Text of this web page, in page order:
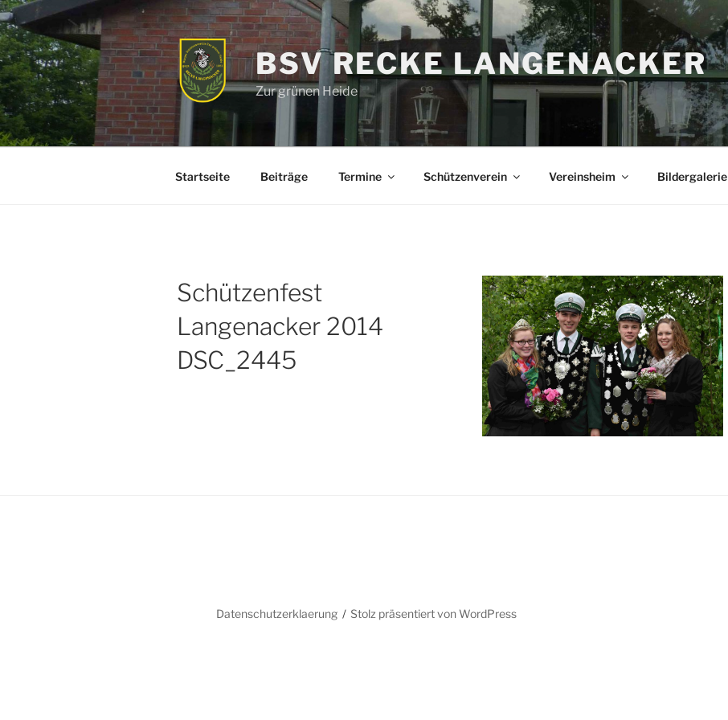
Zum
Inhalt
springen
BSV RECKE LANGENACKER
Zur grünen Heide
Startseite Beiträge Termine Schützenverein Vereinsheim Bildergalerie
Schützenfest
Langenacker 2014
DSC_2445
Datenschutzerklaerung Stolz präsentiert von WordPress